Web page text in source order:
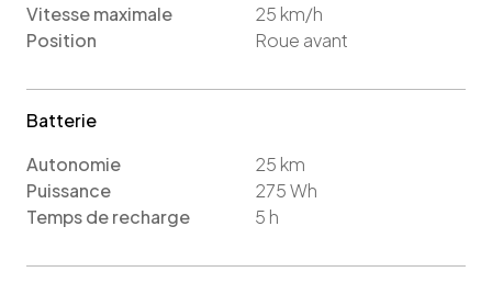
Vitesse maximale
25 km/h
Position
Roue avant
Batterie
Autonomie
25 km
Puissance
275Wh
Temps de recharge
5 h